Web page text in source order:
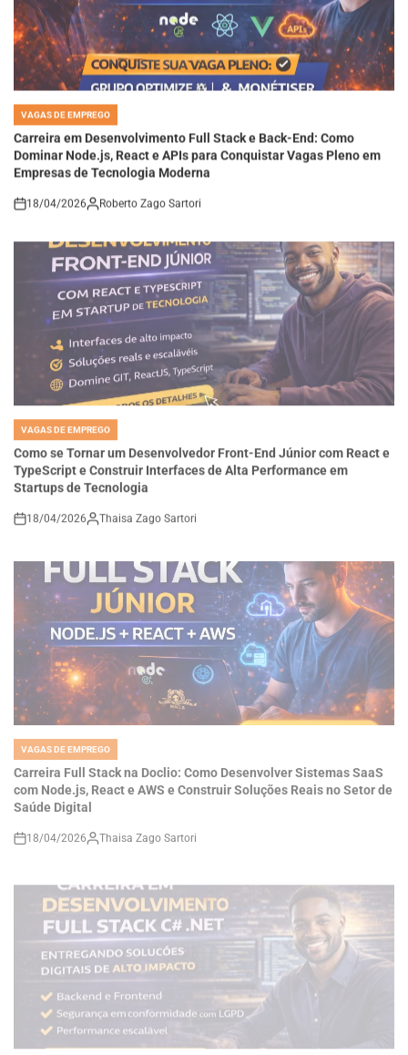
INCarreira em Desenvolvimento Full Stack e Back-End: Como
Dominar Node.js, React e APIs para Conquistar Vagas Pleno em
Empresas de Tecnologia Moderna
18/04/2026 Roberto Zago Sartori
POSTED
IN
VAGAS DE EMPREGO
Como se Tornar um Desenvolvedor Front-End Júnior com React e
TypeScript e Construir Interfaces de Alta Performance em
Startups de Tecnologia
on
18/04/2026 Thaisa Zago Sartori
POSTED
IN
VAGAS DE EMPREGO
Carreira Full Stack na Doclio: Como Desenvolver Sistemas SaaS
com Node.js, React e AWS e Construir Soluções Reais no Setor de
Saúde Digital
on
18/04/2026 Thaisa Zago Sartori
POSTED
Como se Tornar um Desenvolvedor Full Stack C# .NET e Construir
Soluções de Alto Impacto em um Mercado Cada Vez Mais